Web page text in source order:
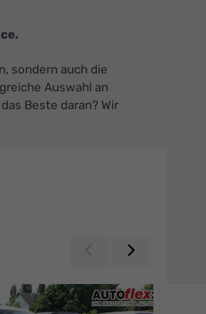
sondern auch die
Auswahl an
Beste daran? Wir
Zurück